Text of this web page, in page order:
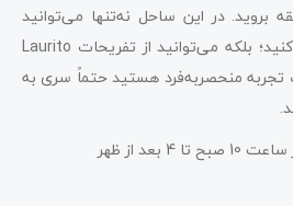
بروید. در این ساحل نه‌تنها می‌توانید
غذا‌های خوشمزه را امتحان کنید؛ بلکه می‌توانید از تفریحات Laurito
تجربه منحصربه‌فرد هستید حتماً سری به
از ظهر